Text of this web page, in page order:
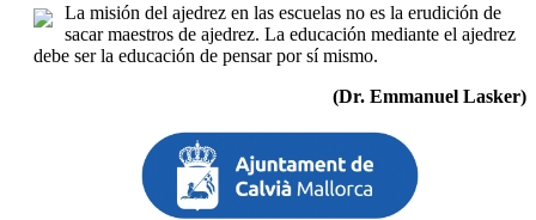
La misión del ajedrez en las escuelas no es la erudición de
sacar maestros de ajedrez. La educación mediante el ajedrez
debe ser la educación de pensar por sí mismo.
(Dr. Emmanuel Lasker)